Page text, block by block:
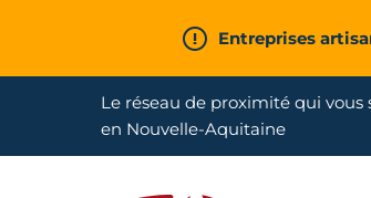
Entreprises
Le réseau de proximité qui vous
en Nouvelle-Aquitaine